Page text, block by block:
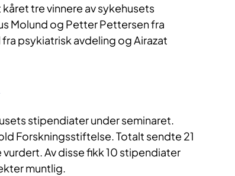
tre vinnere av sykehusets
Molund og Petter Pettersen fra
psykiatrisk avdeling og Airazat
stipendiater under seminaret.
Forskningsstiftelse. Totalt sendte 21
Av disse fikk 10 stipendiater
muntlig.